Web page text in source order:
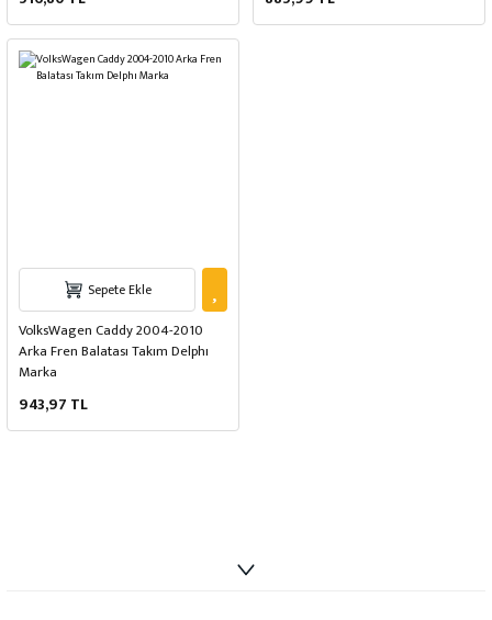
Sepete Ekle
VolksWagen Caddy 2004-2010
Arka Fren Balatası Takım Delphı
Marka
943,97 TL